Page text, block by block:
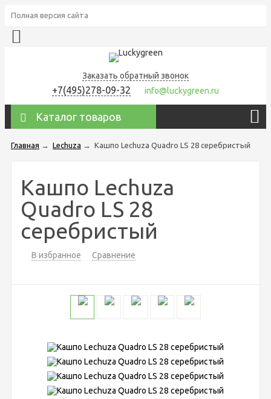
Полная версия сайта
Заказать обратный звонок
+7(495)278-09-32 info@luckygreen.ru
Каталог товаров
Главная → Lechuza → Кашпо Lechuza Quadro LS 28 серебристый
Кашпо Lechuza
Quadro LS 28
серебристый
В избранное Сравнение